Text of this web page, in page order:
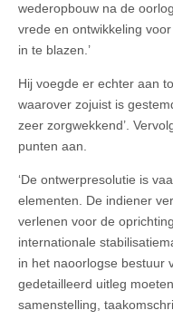
wederopbouw na de
vrede en ontwikkeling
in te blazen.’
Hij voegde er echter aan
waarover zojuist is
zeer zorgwekkend’.
punten aan.
‘De ontwerpresolutie is
elementen. De indiener
verlenen voor de
internationale
in het naoorlogse bestuur
gedetailleerd uitleg
samenstelling,